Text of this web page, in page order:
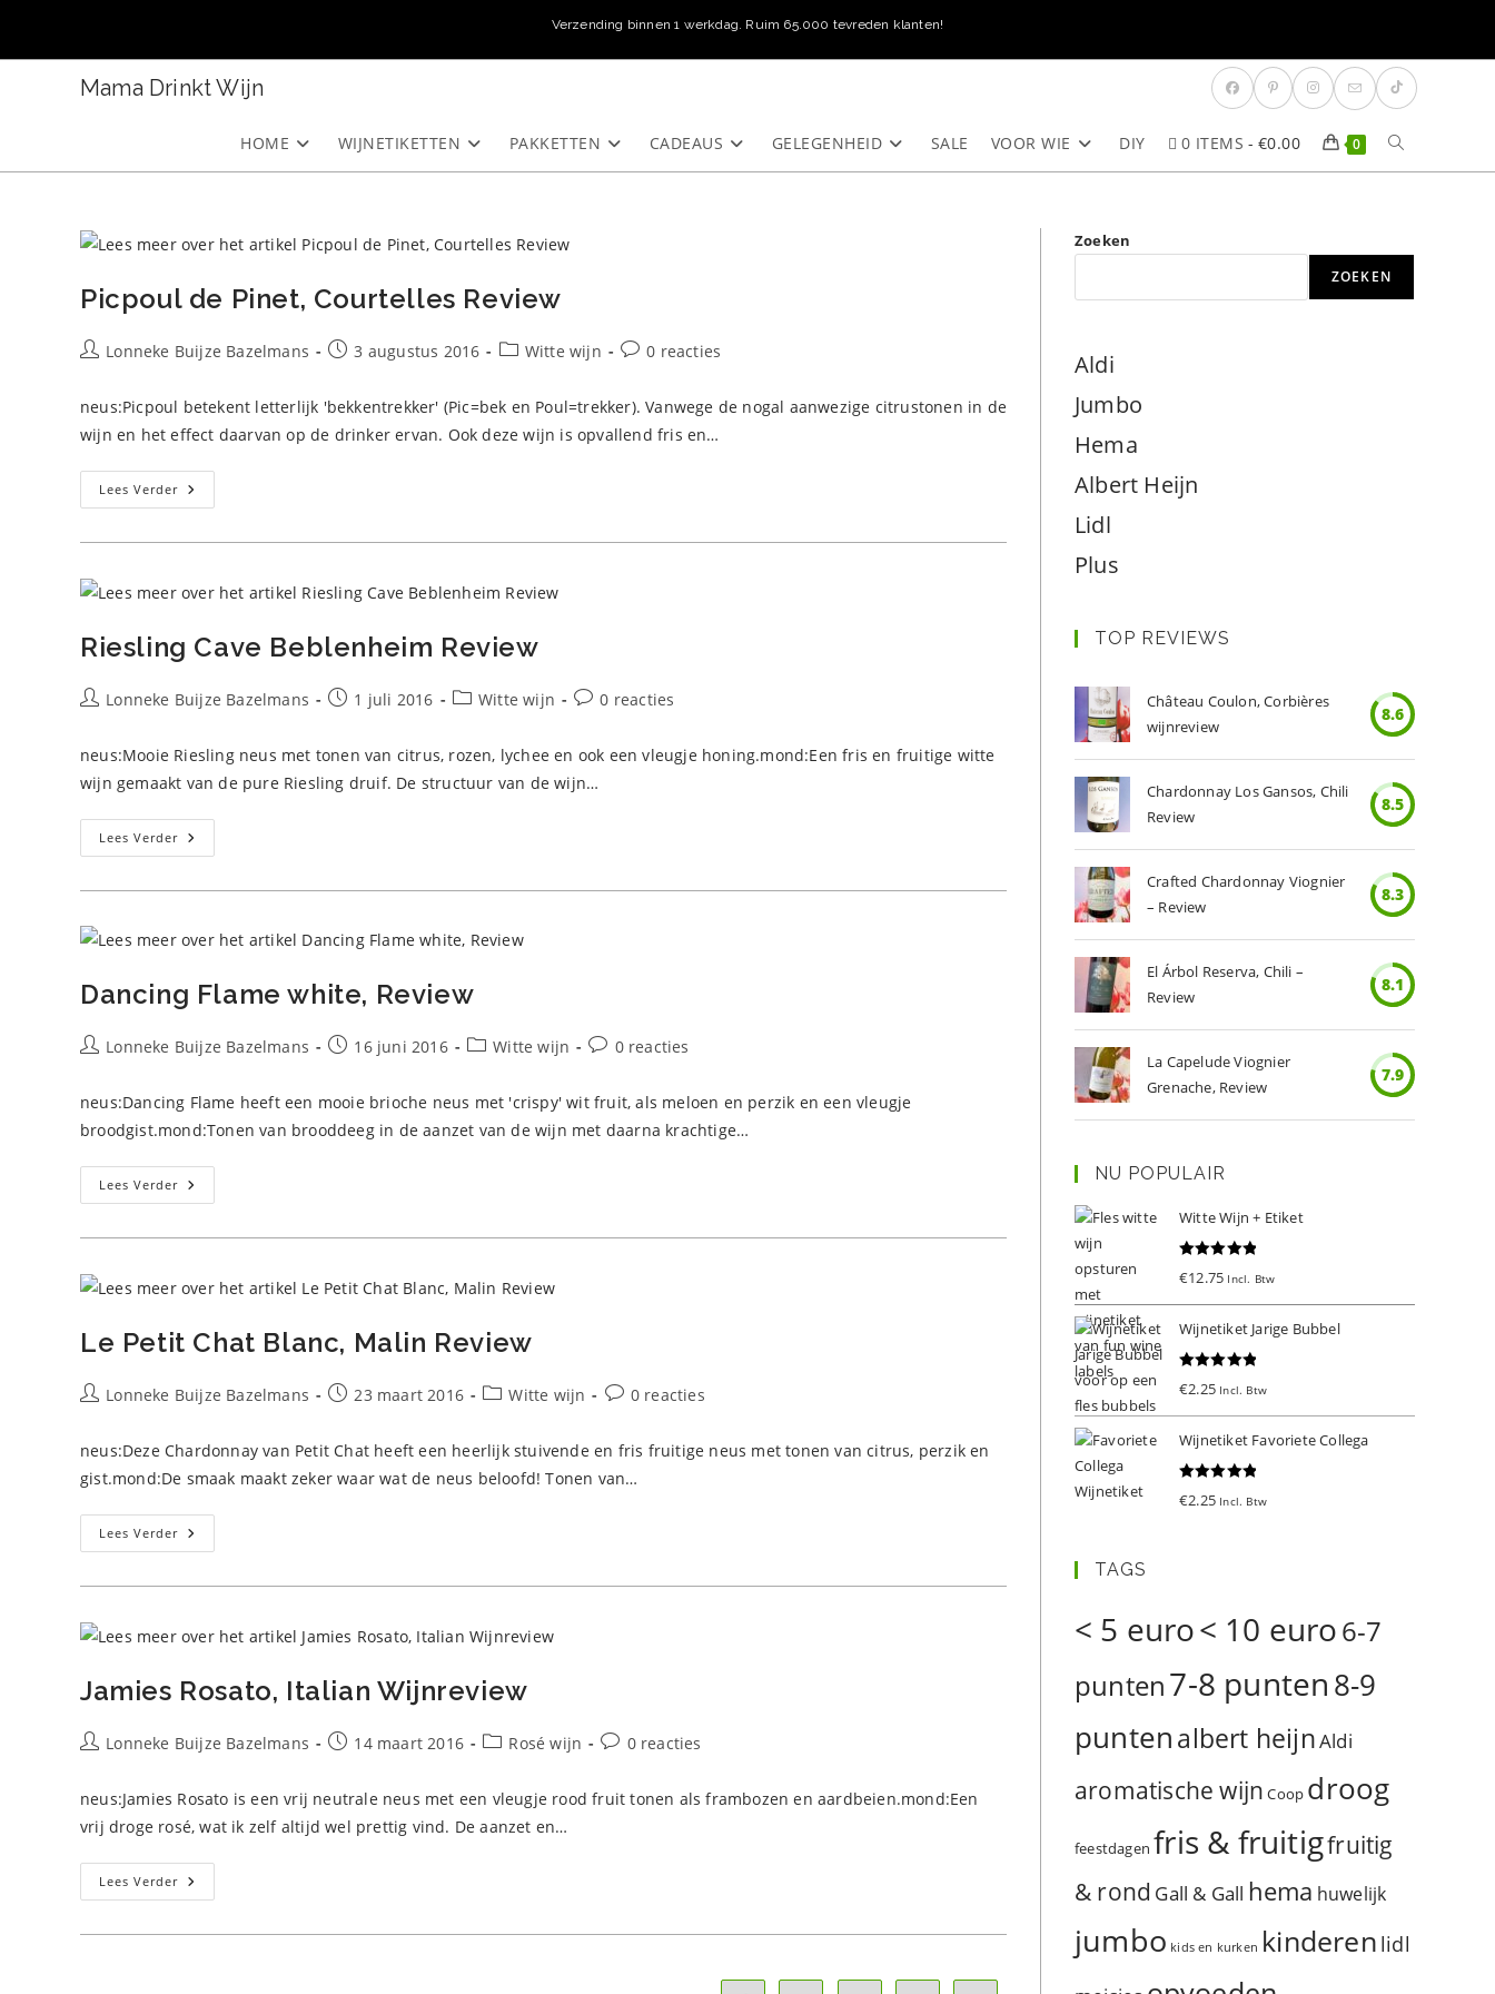
Verzending binnen 1 werkdag. Ruim 65.000 tevreden klanten!
Mama Drinkt Wijn
HOME WIJNETIKETTEN PAKKETTEN CADEAUS GELEGENHEID SALE VOOR WIE DIY 0 ITEMS €0.00 0 TOGGLE
ZOEKEN
Picpoul de Pinet, Courtelles Review
BerichtLonneke Buijze Bazelmans
Bericht
op:
3 augustus 2016 Berichtcategorie:
Witte wijn
Bericht0 reacties
neus:Picpoul betekent letterlijk 'bekkentrekker' (Pic=bek en Poul=trekker). Vanwege de nogal aanwezige citrustonen in de
wijn en het effect daarvan op de drinker ervan. Ook deze wijn is opvallend fris en…
Lees VerderPicpoul
De
Riesling Cave Beblenheim Review
BerichtLonneke Buijze Bazelmans
Bericht1 juli 2016 Berichtcategorie:
Witte wijn
Bericht0 reacties
neus:Mooie Riesling neus met tonen van citrus, rozen, lychee en ook een vleugje honing.mond:Een fris en fruitige witte
wijn gemaakt van de pure Riesling druif. De structuur van de wijn…
Lees VerderRiesling
Cave
Dancing Flame white, Review
BerichtLonneke Buijze Bazelmans
Bericht16 juni 2016 Berichtcategorie:
Witte wijn
Bericht0 reacties
neus:Dancing Flame heeft een mooie brioche neus met 'crispy' wit fruit, als meloen en perzik en een vleugje
broodgist.mond:Tonen van brooddeeg in de aanzet van de wijn met daarna krachtige…
Lees VerderDancing
Flame
Le Petit Chat Blanc, Malin Review
BerichtLonneke Buijze Bazelmans
Bericht
op:
23 maart 2016 Berichtcategorie:
Witte wijn
Bericht0 reacties
neus:Deze Chardonnay van Petit Chat heeft een heerlijk stuivende en fris fruitige neus met tonen van citrus, perzik en
gist.mond:De smaak maakt zeker waar wat de neus beloofd! Tonen van…
Lees VerderLe
Petit
Jamies Rosato, Italian Wijnreview
BerichtLonneke Buijze Bazelmans
Bericht14 maart 2016 Berichtcategorie:
Rosé wijn
Bericht0 reacties
neus:Jamies Rosato is een vrij neutrale neus met een vleugje rood fruit tonen als frambozen en aardbeien.mond:Een
vrij droge rosé, wat ik zelf altijd wel prettig vind. De aanzet en…
Lees VerderJamies
Rosato,
Zoeken
ZOEKEN
Aldi
Jumbo
Hema
Albert Heijn
Lidl
Plus
TOP REVIEWS
Château Coulon, Corbières
wijnreview
8.6
Chardonnay Los Gansos, Chili
Review
8.5
Crafted Chardonnay Viognier
– Review
8.3
El Árbol Reserva, Chili –
Review
8.1
La Capelude Viognier
Grenache, Review
7.9
NU POPULAIR
Witte Wijn + Etiket
€12.75 Incl. Btw
Wijnetiket Jarige Bubbel
€2.25 Incl. Btw
Wijnetiket Favoriete Collega
€2.25 Incl. Btw
TAGS
< 5 euro< 10 euro6-7
punten7-8 punten8-9
puntenalbert heijnAldi
aromatische wijn Coop droog
feestdagen fris & fruitigfruitig
& rond Gall & Gall hema huwelijk
jumbo kids en kurken kinderen lidl